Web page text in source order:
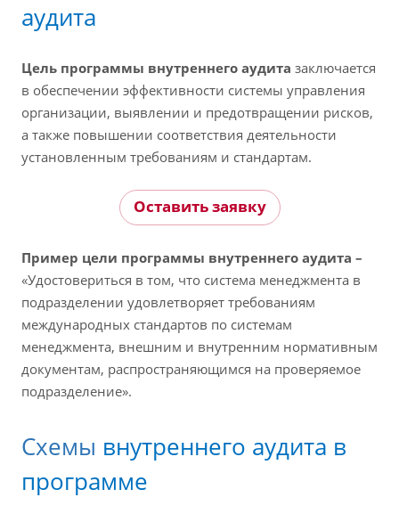
аудита
Цель программы внутреннего аудита заключается
в обеспечении эффективности системы управления
организации, выявлении и предотвращении рисков,
а также повышении соответствия деятельности
установленным требованиям и стандартам.
Оставить заявку
Пример цели программы внутреннего аудита –
«Удостовериться в том, что система менеджмента в
подразделении удовлетворяет требованиям
международных стандартов по системам
менеджмента, внешним и внутренним нормативным
документам, распространяющимся на проверяемое
подразделение».
Схемы внутреннего аудита в
программе